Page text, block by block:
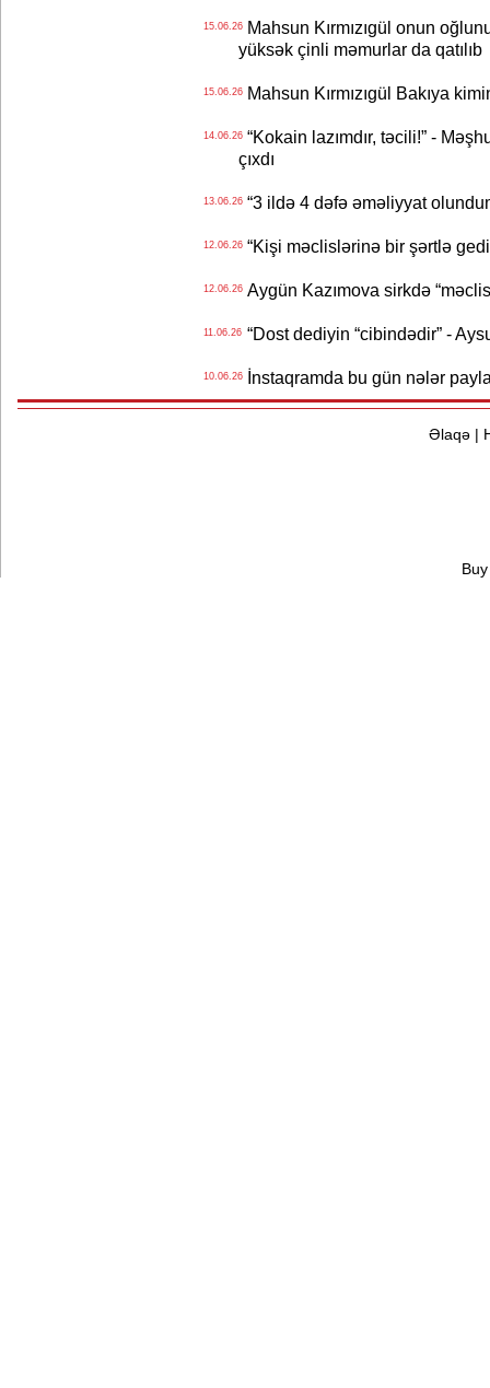
15.06.26Mahsun Kırmızıgül onun
yüksək çinli məmurlar da qatılıb
15.06.26Mahsun Kırmızıgül Bakıya
14.06.26“Kokain lazımdır, təcili!” -
çıxdı
13.06.26“3 ildə 4 dəfə əməliyyat
12.06.26“Kişi məclislərinə bir şərtlə
12.06.26Aygün Kazımova sirkdə
11.06.26“Dost dediyin “cibindədir” -
10.06.26İnstaqramda bu gün nələr
Əlaqə|